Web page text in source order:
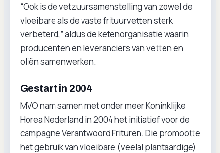
“Ook is de vetzuursamenstelling van zowel de
vloeibare als de vaste frituurvetten sterk
verbeterd,” aldus de ketenorganisatie waarin
producenten en leveranciers van vetten en
oliën samenwerken.
Gestart in 2004
MVO nam samen met onder meer Koninklijke
Horea Nederland in 2004 het initiatief voor de
campagne Verantwoord Frituren. Die promootte
het gebruik van vloeibare (veelal plantaardige)